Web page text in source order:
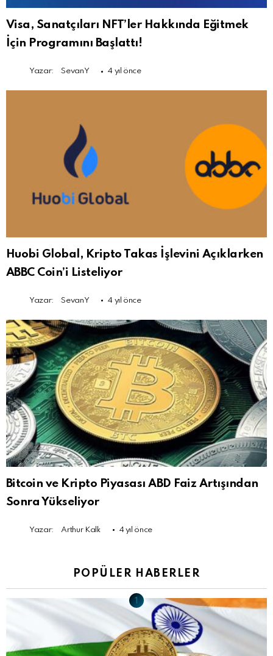
Visa, Sanatçıları NFT’ler Hakkında Eğitmek
İçin Programını Başlattı!
Yazar: SevanY 4 yıl önce
Huobi Global, Kripto Takas İşlevini Açıklarken
ABBC Coin’i Listeliyor
Yazar: SevanY 4 yıl önce
Bitcoin ve Kripto Piyasası ABD Faiz Artışından
Sonra Yükseliyor
Yazar: Arthur Kalk 4 yıl önce
POPÜLER HABERLER